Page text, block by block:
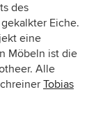
des
Eiche.
eine
Möbeln ist die
Alle
Tobias